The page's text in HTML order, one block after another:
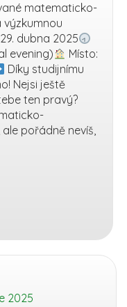
matematicko-
výzkumnou
dubna 2025
evening)
Místo:
Díky studijnímu
Nejsi ještě
ten pravý?
pořádně nevíš,
2025